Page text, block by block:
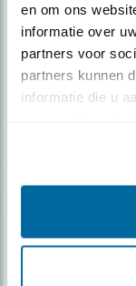
en om ons
informatie over
partners voor
partners kunnen
informatie die u
Ontvang 5